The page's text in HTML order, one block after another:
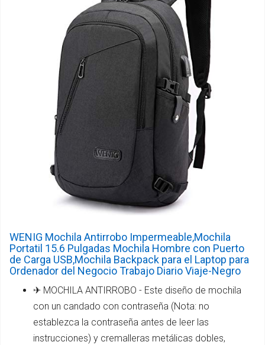
WENIG Mochila Antirrobo Impermeable,Mochila
Portatil 15.6 Pulgadas Mochila Hombre con Puerto
de Carga USB,Mochila Backpack para el Laptop para
Ordenador del Negocio Trabajo Diario Viaje-Negro
✈ MOCHILA ANTIRROBO - Este diseño de mochila
con un candado con contraseña (Nota: no
establezca la contraseña antes de leer las
instrucciones) y cremalleras metálicas dobles,